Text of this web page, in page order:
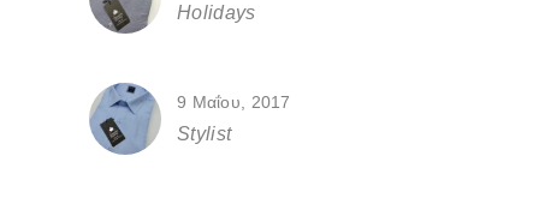
Holidays
9 Μαΐου, 2017
Stylist